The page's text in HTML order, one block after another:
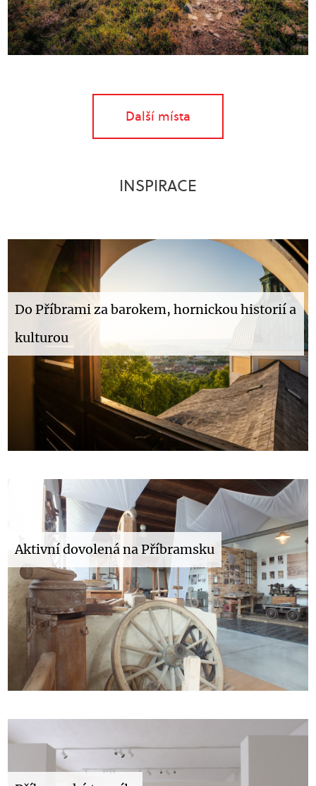
Další místa
INSPIRACE
Do Příbrami za barokem, hornickou historií a
kulturou
Aktivní dovolená na Příbramsku